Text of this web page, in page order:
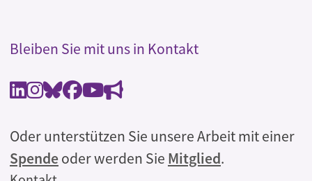
Bleiben Sie mit uns in Kontakt
Oder unterstützen Sie unsere Arbeit mit einer
Spendeoder werden Sie Mitglied.